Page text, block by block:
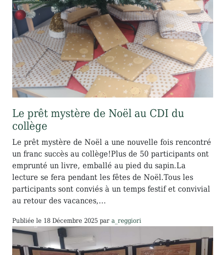
Le prêt mystère de Noël au CDI du
collège
Le prêt mystère de Noël a une nouvelle fois rencontré
un franc succès au collège!Plus de 50 participants ont
emprunté un livre, emballé au pied du sapin.La
lecture se fera pendant les fêtes de Noël.Tous les
participants sont conviés à un temps festif et convivial
au retour des vacances,...
Publiée le 18 Décembre 2025 par a_reggiori